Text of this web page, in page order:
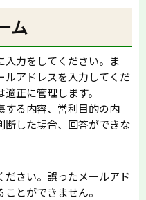
ム
入力をしてください。ま
ルアドレスを入力してくだ
正に管理します。
する内容、営利目的の内
断した場合、回答ができな
さい。誤ったメールアド
とができません。